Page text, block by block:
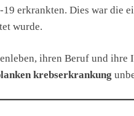
erkrankten. Dies war die
wurde.
ihren Beruf und ihre
krebserkrankung